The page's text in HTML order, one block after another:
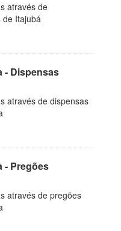
através de
de Itajubá
- Dispensas
através de dispensas
- Pregões
através de pregões